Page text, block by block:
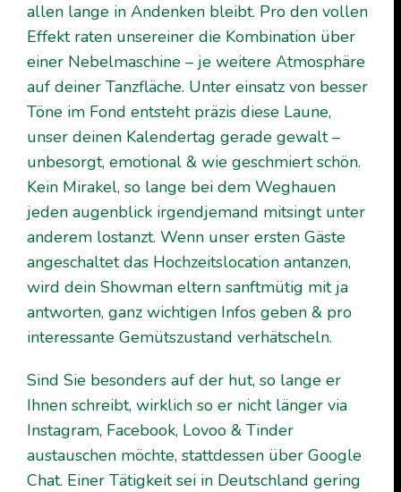
allen lange in Andenken bleibt. Pro den vollen
Effekt raten unsereiner die Kombination über
einer Nebelmaschine – je weitere Atmosphäre
auf deiner Tanzfläche. Unter einsatz von besser
Töne im Fond entsteht präzis diese Laune,
unser deinen Kalendertag gerade gewalt –
unbesorgt, emotional & wie geschmiert schön.
Kein Mirakel, so lange bei dem Weghauen
jeden augenblick irgendjemand mitsingt unter
anderem lostanzt. Wenn unser ersten Gäste
angeschaltet das Hochzeitslocation antanzen,
wird dein Showman eltern sanftmütig mit ja
antworten, ganz wichtigen Infos geben & pro
interessante Gemütszustand verhätscheln.
Sind Sie besonders auf der hut, so lange er
Ihnen schreibt, wirklich so er nicht länger via
Instagram, Facebook, Lovoo & Tinder
austauschen möchte, stattdessen über Google
Chat. Einer Tätigkeit sei in Deutschland gering